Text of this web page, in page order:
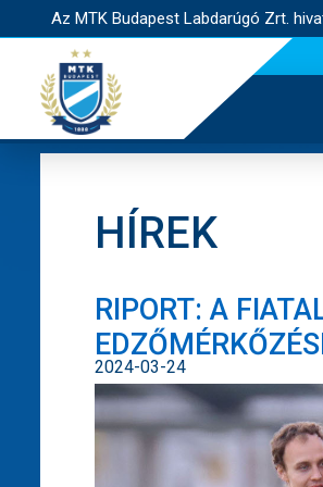
Az MTK Budapest Labdarúgó Zrt.
HÍREK
RIPORT: A
2024-03-24